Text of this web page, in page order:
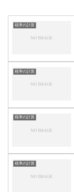
税率の計算
税率の計算
税率の計算
税率の計算